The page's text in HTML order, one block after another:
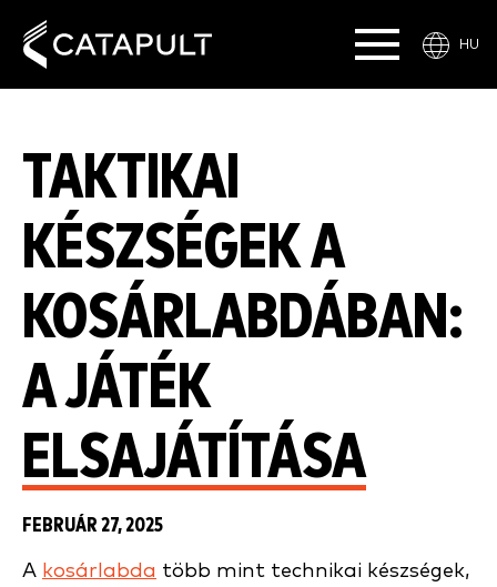
HU
TAKTIKAI
KÉSZSÉGEK A
KOSÁRLABDÁBAN:
A JÁTÉK
ELSAJÁTÍTÁSA
FEBRUÁR 27, 2025
A kosárlabda több mint technikai készségek,